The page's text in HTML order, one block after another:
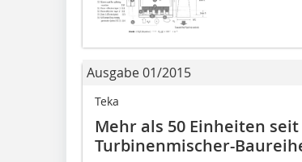
Ausgabe 01/2015
Teka
Mehr als 50 Einheiten
Turbinenmischer-